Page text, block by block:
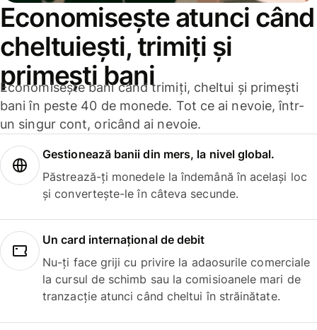
Economisește atunci când
cheltuiești, trimiți și
primești bani
Economisește bani când trimiți, cheltui și primești
bani în peste 40 de monede. Tot ce ai nevoie, într-
un singur cont, oricând ai nevoie.
Gestionează banii din mers, la nivel global.
Păstrează-ți monedele la îndemână în același loc
și convertește-le în câteva secunde.
Un card internațional de debit
Nu-ți face griji cu privire la adaosurile comerciale
la cursul de schimb sau la comisioanele mari de
tranzacție atunci când cheltui în străinătate.